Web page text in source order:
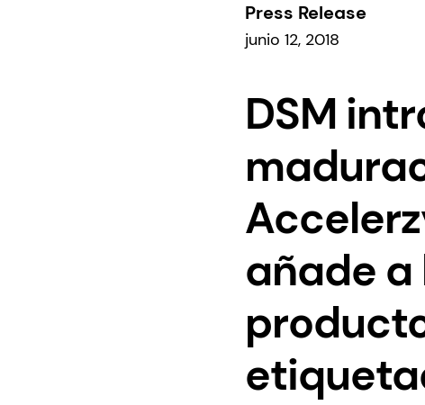
Press Release
junio 12, 2018
DSM
añade